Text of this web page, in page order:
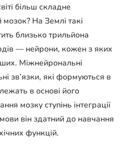
більш складне
На Землі такі
близько трильйона
— нейрони, кожен з яких
Міжнейрональні
зв’язки, які формуються в
в основі його
мозку ступінь інтеграції
він здатний до навчання
функцій.